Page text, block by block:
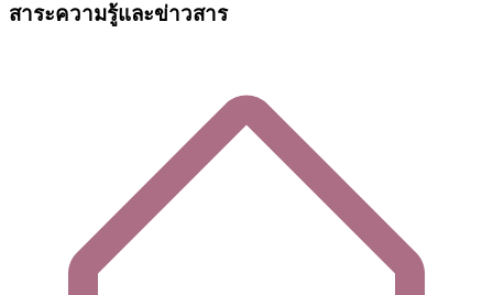
สาระความรู้และข่าวสาร